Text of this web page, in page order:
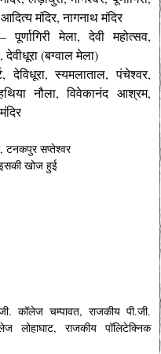
मंदिर, नागनाथ मंदिर
– पूर्णागिरी मेला, देवी महोत्सव,
देवीधूरा (बग्वाल मेला)
देविधूरा, स्यमलाताल, पंचेश्वर,
नौला, विवेकानंद आश्रम,
टनकपुर सप्तेश्वर
खोज हुई
कॉलेज चम्पावत, राजकीय पी.जी.
राजकीय पॉलिटेक्निक